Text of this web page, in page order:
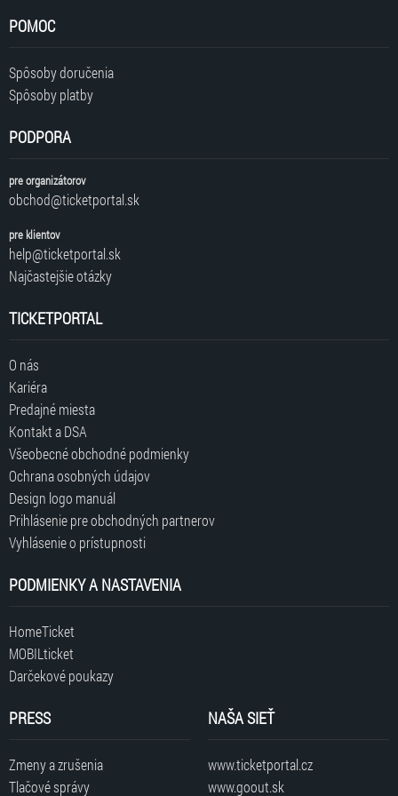
POMOC
Spôsoby doručenia
Spôsoby platby
PODPORA
pre organizátorov
obchod@ticketportal.sk
pre klientov
help@ticketportal.sk
Najčastejšie otázky
TICKETPORTAL
O nás
Kariéra
Predajné miesta
Kontakt a DSA
Všeobecné obchodné podmienky
Ochrana osobných údajov
Design logo manuál
Prihlásenie pre obchodných partnerov
Vyhlásenie o prístupnosti
PODMIENKY A NASTAVENIA
HomeTicket
MOBILticket
Darčekové poukazy
PRESS
Zmeny a zrušenia
Tlačové správy
NAŠA SIEŤ
www.ticketportal.cz
www.goout.sk